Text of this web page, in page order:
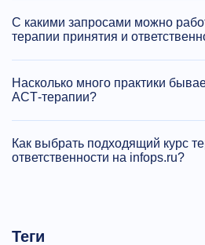
С какими запросами можно
терапии принятия и
Насколько много практики
ACT‑терапии?
Как выбрать подходящий курс
ответственности на infops.ru?
Теги